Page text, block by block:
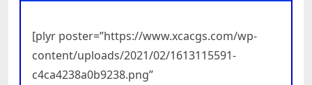
[plyr poster=”https://www.xcacgs.com/wp-
content/uploads/2021/02/1613115591-
c4ca4238a0b9238.png”